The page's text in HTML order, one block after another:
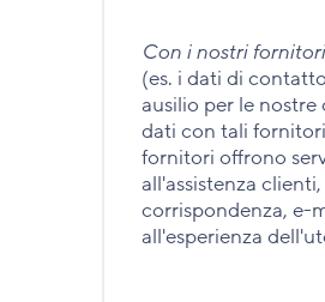
Con i nostri
(es. i dati di
ausilio per le
dati con tali
fornitori offrono
all'assistenza
corrispondenza, e-
all'esperienza